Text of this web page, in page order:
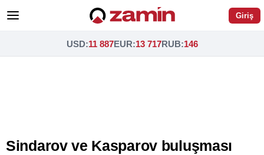
Giriş
USD:11 887EUR:13 717RUB:146
Sindarov ve Kasparov buluşması